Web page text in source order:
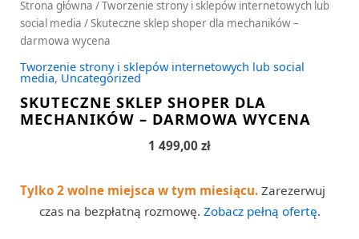
Strona główna /Tworzenie strony i sklepów internetowych lub
social media / Skuteczne sklep shoper dla mechaników –
darmowa wycena
Tworzenie strony i sklepów internetowych lub social
media, Uncategorized
SKUTECZNE SKLEP SHOPER DLA
MECHANIKÓW – DARMOWA WYCENA
1 499,00 zł
Tylko 2 wolne miejsca w tym miesiącu. Zarezerwuj
czas na bezpłatną rozmowę. Zobacz pełną ofertę.